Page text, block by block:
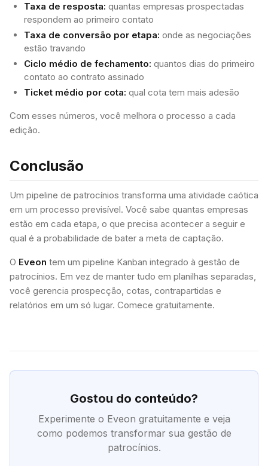
Taxa de resposta: quantas empresas prospectadas
respondem ao primeiro contato
Taxa de conversão por etapa: onde as negociações
estão travando
Ciclo médio de fechamento: quantos dias do primeiro
contato ao contrato assinado
Ticket médio por cota: qual cota tem mais adesão
Com esses números, você melhora o processo a cada
edição.
Conclusão
Um pipeline de patrocínios transforma uma atividade caótica
em um processo previsível. Você sabe quantas empresas
estão em cada etapa, o que precisa acontecer a seguir e
qual é a probabilidade de bater a meta de captação.
O Eveon tem um pipeline Kanban integrado à gestão de
patrocínios. Em vez de manter tudo em planilhas separadas,
você gerencia prospecção, cotas, contrapartidas e
relatórios em um só lugar. Comece gratuitamente.
Gostou do conteúdo?
Experimente o Eveon gratuitamente e veja
como podemos transformar sua gestão de
patrocínios.